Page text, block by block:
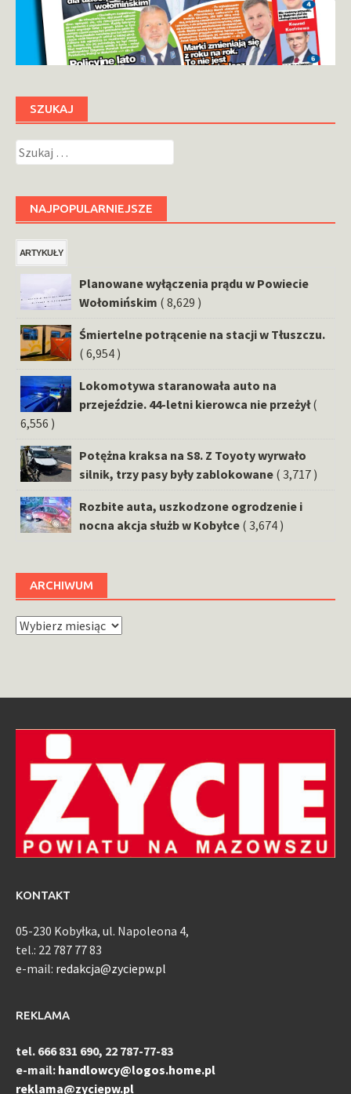
SZUKAJ
Szukaj:
NAJPOPULARNIEJSZE
ARTYKUŁY
Planowane wyłączenia prądu w Powiecie
Wołomińskim ( 8,629 )
Śmiertelne potrącenie na stacji w Tłuszczu.
( 6,954 )
Lokomotywa staranowała auto na
przejeździe. 44-letni kierowca nie przeżył (
6,556 )
Potężna kraksa na S8. Z Toyoty wyrwało
silnik, trzy pasy były zablokowane ( 3,717 )
Rozbite auta, uszkodzone ogrodzenie i
nocna akcja służb w Kobyłce ( 3,674 )
ARCHIWUM
Archiwum
KONTAKT
05-230 Kobyłka, ul. Napoleona 4,
tel.: 22 787 77 83
e-mail: redakcja@zyciepw.pl
REKLAMA
tel. 666 831 690, 22 787-77-83
e-mail: handlowcy@logos.home.pl
reklama@zyciepw.pl